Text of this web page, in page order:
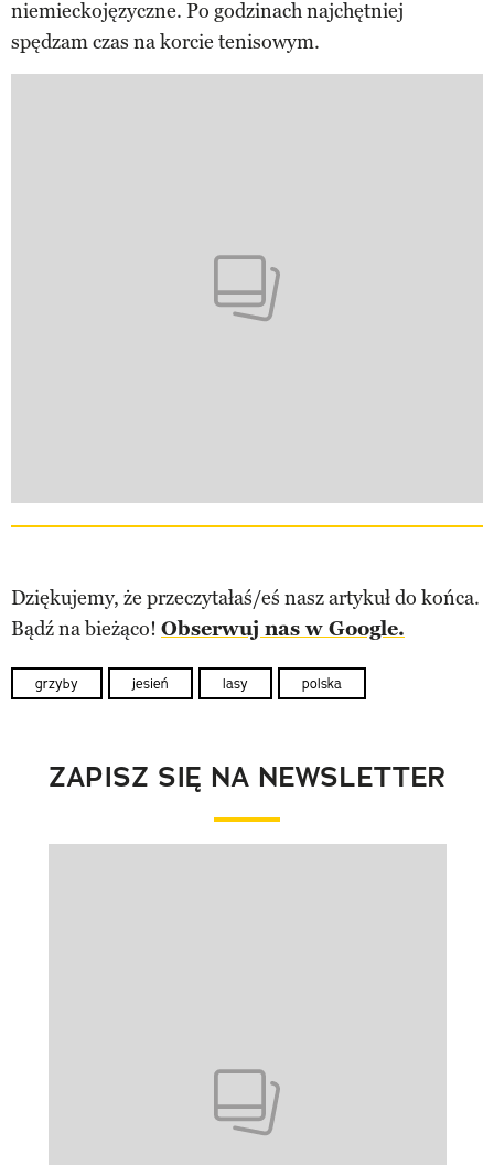
niemieckojęzyczne. Po godzinach najchętniej
spędzam czas na korcie tenisowym.
Dziękujemy, że przeczytałaś/eś nasz artykuł do końca.
Bądź na bieżąco! Obserwuj nas w Google.
grzyby jesień lasy polska
ZAPISZ SIĘ NA NEWSLETTER